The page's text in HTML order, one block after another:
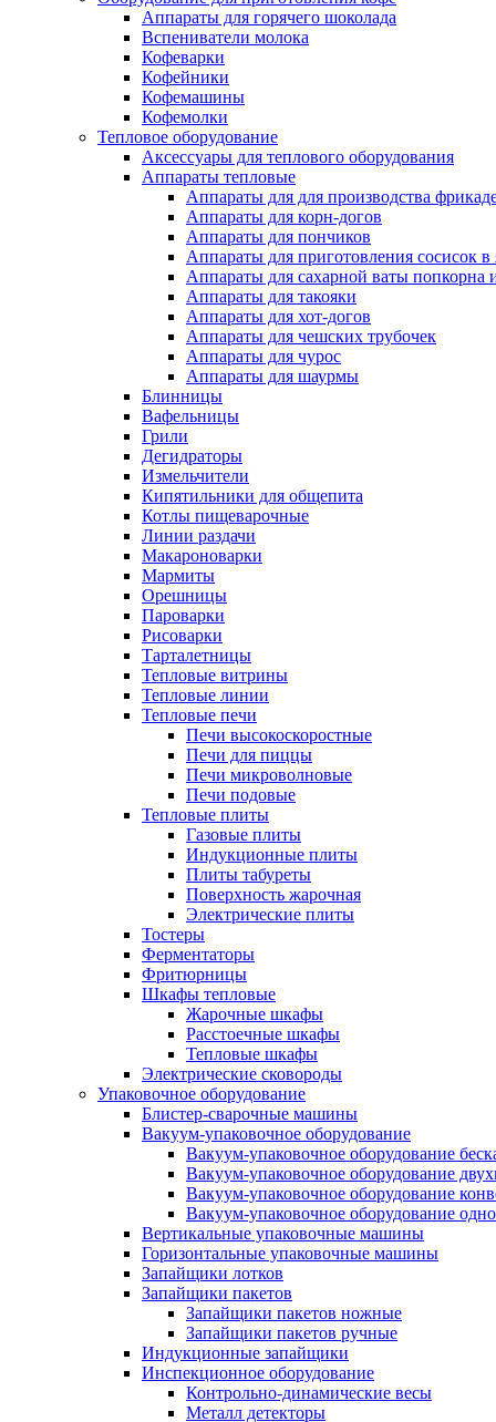
Аппараты для горячего шоколада
Вспениватели молока
Кофеварки
Кофейники
Кофемашины
Кофемолки
Тепловое оборудование
Аксессуары для теплового оборудования
Аппараты тепловые
Аппараты для для производства
Аппараты для корн-догов
Аппараты для пончиков
Аппараты для приготовления сосисок в
Аппараты для сахарной ваты попкорна
Аппараты для такояки
Аппараты для хот-догов
Аппараты для чешских трубочек
Аппараты для чурос
Аппараты для шаурмы
Блинницы
Вафельницы
Грили
Дегидраторы
Измельчители
Кипятильники для общепита
Котлы пищеварочные
Линии раздачи
Макароноварки
Мармиты
Орешницы
Пароварки
Рисоварки
Тарталетницы
Тепловые витрины
Тепловые линии
Тепловые печи
Печи высокоскоростные
Печи для пиццы
Печи микроволновые
Печи подовые
Тепловые плиты
Газовые плиты
Индукционные плиты
Плиты табуреты
Поверхность жарочная
Электрические плиты
Тостеры
Ферментаторы
Фритюрницы
Шкафы тепловые
Жарочные шкафы
Расстоечные шкафы
Тепловые шкафы
Электрические сковороды
Упаковочное оборудование
Блистер-сварочные машины
Вакуум-упаковочное оборудование
Вакуум-упаковочное оборудование
Вакуум-упаковочное оборудование
Вакуум-упаковочное оборудование
Вакуум-упаковочное оборудование
Вертикальные упаковочные машины
Горизонтальные упаковочные машины
Запайщики лотков
Запайщики пакетов
Запайщики пакетов ножные
Запайщики пакетов ручные
Индукционные запайщики
Инспекционное оборудование
Контрольно-динамические весы
Металл детекторы